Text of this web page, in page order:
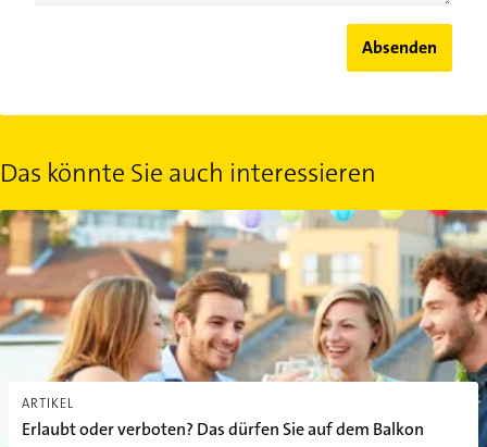
Absenden
Das könnte Sie auch interessieren
ARTIKEL
Erlaubt oder verboten? Das dürfen Sie auf dem Balkon
Erlaubt oder verboten? Das dürfen Sie auf dem Balkon